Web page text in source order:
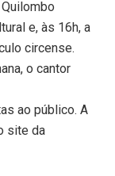
e, às 16h, a
circense.
o cantor
ao público. A
site da